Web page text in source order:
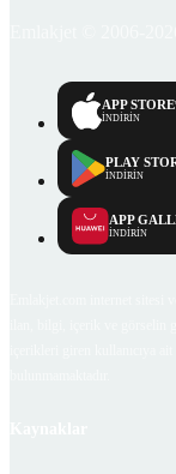
APP STORE
İNDİRİN
PLAY
İNDİRİN
APP
İNDİRİN